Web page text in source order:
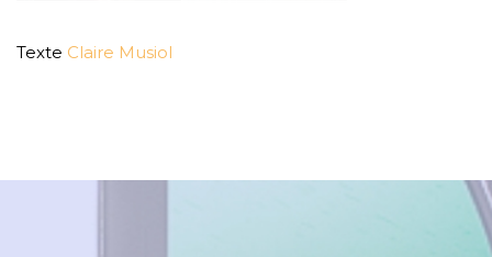
Texte Claire Musiol